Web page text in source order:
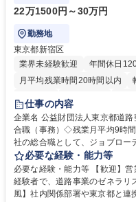
22万1500円～30万円
勤務地
東京都新宿区
業界未経験歓迎
年間休日
月平均残業時間20時間以内
研修あり
退職金あり
駅近5分以内
資格取得手当
仕事の内容
企業名 公益財団法人東京都道路整備保全公社 求人
合職（事務）◇残業月平均9時間未満／
社の総合職として、ジョブロー
等のフロント部門の部署等幅広
制度やキャリア支援が充実しておりま
管理部門：広報、人事、経理な
門：駐車場の新規開拓、管理運
必要な経験・能力等
必要な経験・能力等 【歓迎】
経験者で、道路事業のゼネラリ
風】社内関係部署や東京都と連